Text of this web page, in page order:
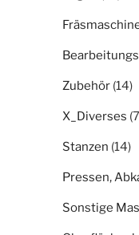
Zubehör (14)
X_Diverses
Stanzen (14)
Pressen,
Sonstige